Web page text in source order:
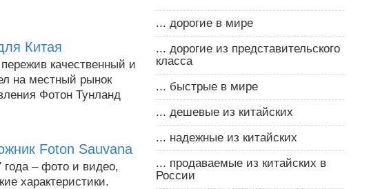
Китая
качественный и
на местный рынок
Фотон Тунланд
Foton Sauvana
года – фото и видео,
характеристики.
... дорогие в мире
... дорогие из представительского
класса
... быстрые в мире
... дешевые из китайских
... надежные из китайских
... продаваемые из китайских в
России